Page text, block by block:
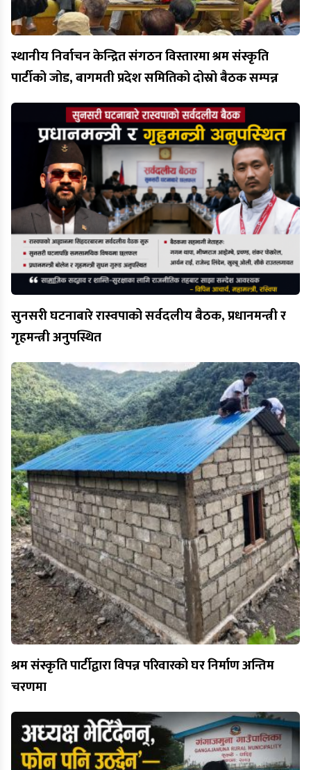
स्थानीय निर्वाचन केन्द्रित संगठन विस्तारमा श्रम संस्कृति
पार्टीको जोड, बागमती प्रदेश समितिको दोस्रो बैठक सम्पन्न
सुनसरी घटनाबारे रास्वपाको सर्वदलीय बैठक, प्रधानमन्त्री र
गृहमन्त्री अनुपस्थित
श्रम संस्कृति पार्टीद्वारा विपन्न परिवारको घर निर्माण अन्तिम
चरणमा